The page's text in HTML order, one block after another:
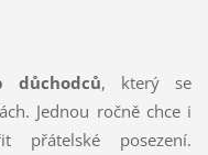
důchodců, který se
Jednou ročně chce i
přátelské posezení.